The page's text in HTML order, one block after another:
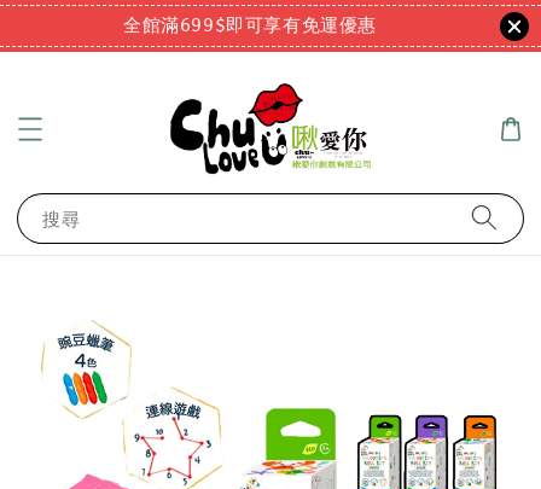
全館滿699$即可享有免運優惠
搜尋